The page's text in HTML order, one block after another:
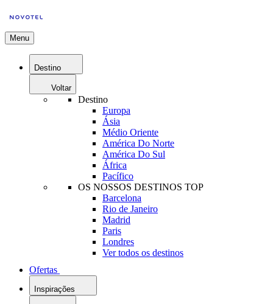
Menu
Destino
Voltar
Destino
Europa
Ásia
Médio Oriente
América Do Norte
América Do Sul
África
Pacífico
OS NOSSOS DESTINOS TOP
Barcelona
Rio de Janeiro
Madrid
Paris
Londres
Ver todos os destinos
Ofertas
Inspirações